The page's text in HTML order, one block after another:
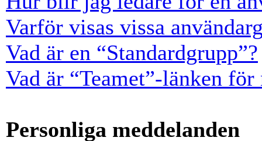
Varför visas vissa
Vad är en “Standardgrupp”?
Vad är “Teamet”-länken för
Personliga meddelanden